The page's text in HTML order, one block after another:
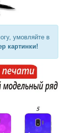
умовляйте в
картинки!